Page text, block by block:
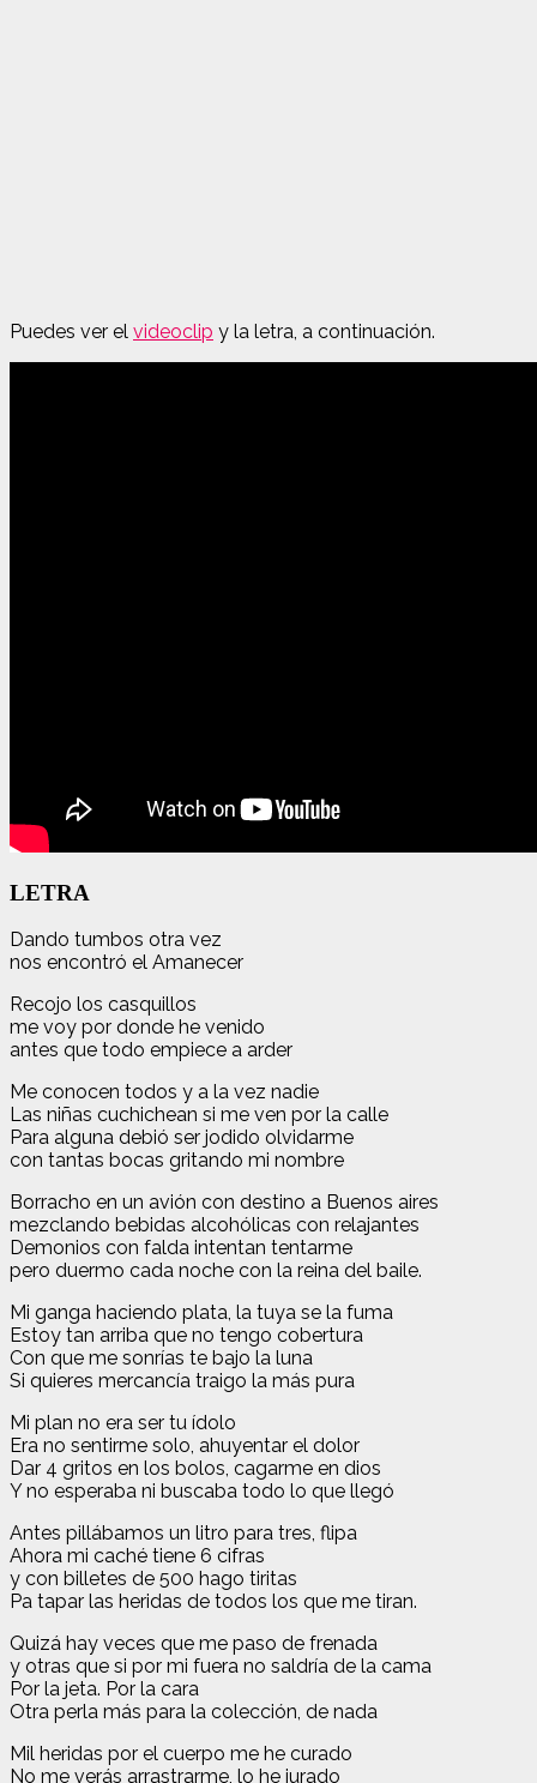
Puedes ver el videoclip y la letra, a continuación.
LETRA
Dando tumbos otra vez
nos encontró el Amanecer
Recojo los casquillos
me voy por donde he venido
antes que todo empiece a arder
Me conocen todos y a la vez nadie
Las niñas cuchichean si me ven por la calle
Para alguna debió ser jodido olvidarme
con tantas bocas gritando mi nombre
Borracho en un avión con destino a Buenos aires
mezclando bebidas alcohólicas con relajantes
Demonios con falda intentan tentarme
pero duermo cada noche con la reina del baile.
Mi ganga haciendo plata, la tuya se la fuma
Estoy tan arriba que no tengo cobertura
Con que me sonrías te bajo la luna
Si quieres mercancía traigo la más pura
Mi plan no era ser tu ídolo
Era no sentirme solo, ahuyentar el dolor
Dar 4 gritos en los bolos, cagarme en dios
Y no esperaba ni buscaba todo lo que llegó
Antes pillábamos un litro para tres, flipa
Ahora mi caché tiene 6 cifras
y con billetes de 500 hago tiritas
Pa tapar las heridas de todos los que me tiran.
Quizá hay veces que me paso de frenada
y otras que si por mi fuera no saldría de la cama
Por la jeta. Por la cara
Otra perla más para la colección, de nada
Mil heridas por el cuerpo me he curado
No me verás arrastrarme, lo he jurado